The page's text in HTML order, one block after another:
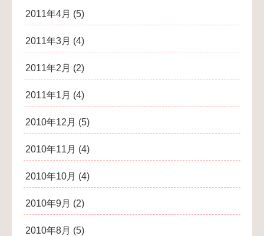
2011年4月 (5)
2011年3月 (4)
2011年2月 (2)
2011年1月 (4)
2010年12月 (5)
2010年11月 (4)
2010年10月 (4)
2010年9月 (2)
2010年8月 (5)